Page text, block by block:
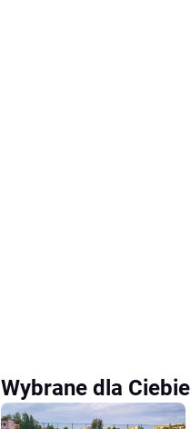
Wybrane dla Ciebie